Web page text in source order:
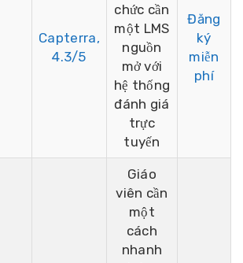
Capterra,
4.3/5
chức cần
một LMS
nguồn
mở với
hệ thống
đánh giá
trực
tuyến
Đăng
ký
miễn
phí
Giáo
viên cần
một
cách
nhanh